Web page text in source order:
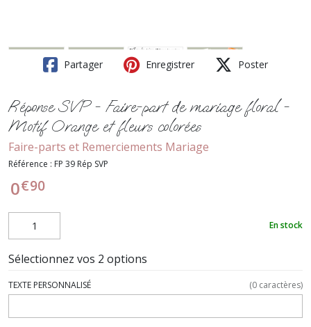
Partager Enregistrer Poster
Réponse SVP - Faire-part de mariage floral -
Motif Orange et fleurs colorées
Faire-parts et Remerciements Mariage
Référence : FP 39 Rép SVP
0€90
En stock
Sélectionnez vos 2 options
TEXTE PERSONNALISÉ (0 caractères)